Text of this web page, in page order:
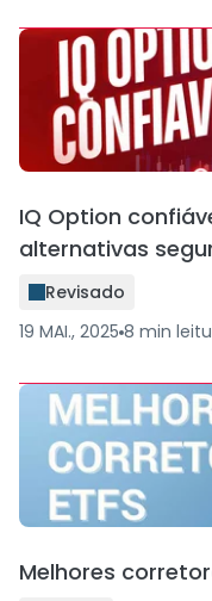
IQ Option
alternativas
Revisado
19 MAI., 2025 8 min
Melhores